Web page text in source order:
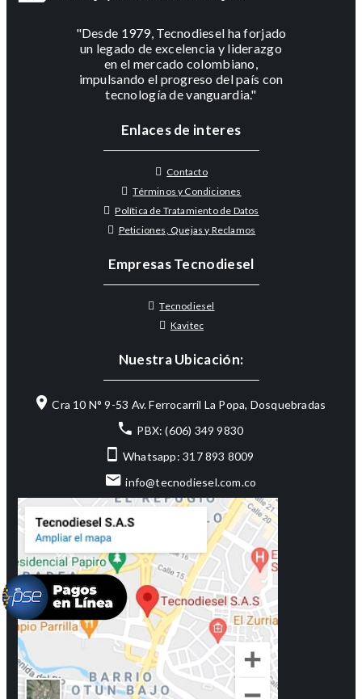
"Desde 1979, Tecnodiesel ha forjado
un legado de excelencia y liderazgo
en el mercado colombiano,
impulsando el progreso del país con
tecnología de vanguardia."
Enlaces de interes
Contacto
Términos y Condiciones
Política de Tratamiento de Datos
Peticiones, Quejas y Reclamos
Empresas Tecnodiesel
Tecnodiesel
Kavitec
Nuestra Ubicación:
Cra 10 N° 9-53 Av. Ferrocarril La Popa, Dosquebradas
PBX: (606) 349 9830
Whatsapp: 317 893 8009
info@tecnodiesel.com.co